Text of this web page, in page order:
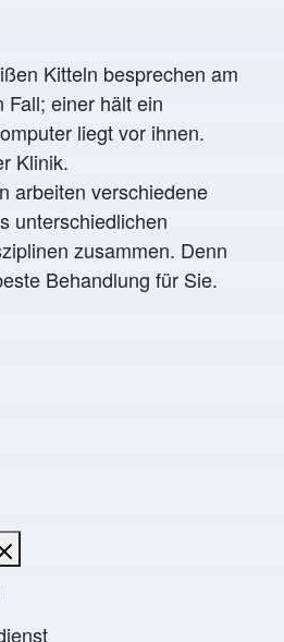
arbeiten verschiedene
unterschiedlichen
zusammen. Denn
Behandlung für Sie.